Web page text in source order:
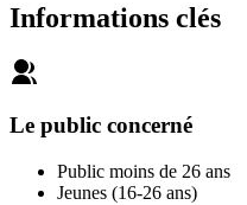
Informations clés
Le public concerné
Public moins de 26 ans
Jeunes (16-26 ans)